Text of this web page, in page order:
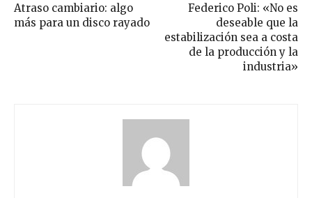
Atraso cambiario: algo
más para un disco rayado
Federico Poli: «No es
deseable que la
estabilización sea a costa
de la producción y la
industria»